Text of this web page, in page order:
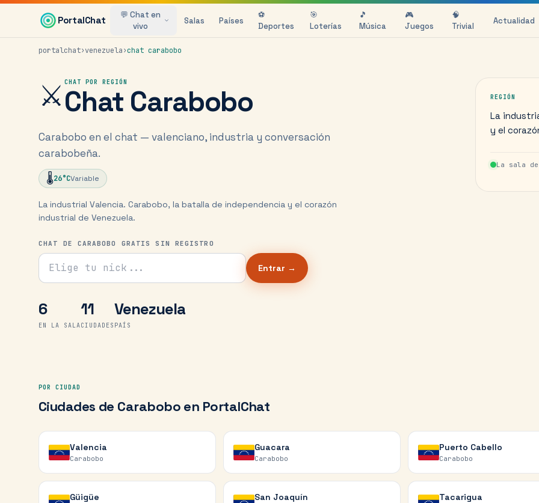
Saltar al contenido principal
PortalChat
💬 Chat en
vivo
Salas Países
⚽
Deportes
🎯
Loterías
🎵
Música
🎮
Juegos
🧠
Trivial
Actualidad
portalchat›venezuela›chat carabobo
⚔️ CHAT POR REGIÓN
Chat Carabobo
Carabobo en el chat — valenciano, industria y conversación
carabobeña.
🌡️26°CVariable
La industrial Valencia. Carabobo, la batalla de independencia y el corazón
industrial de Venezuela.
CHAT DE CARABOBO GRATIS SIN REGISTRO
Tu nick para el chat
Entrar →
6
EN LA SALA
11
CIUDADES
Venezuela
PAÍS
REGIÓN
La
y el
La sala de
POR CIUDAD
Ciudades de Carabobo en PortalChat
Valencia
Carabobo
Guacara
Carabobo
Puerto Cabello
Carabobo
Güigüe San Joaquín Tacarigua